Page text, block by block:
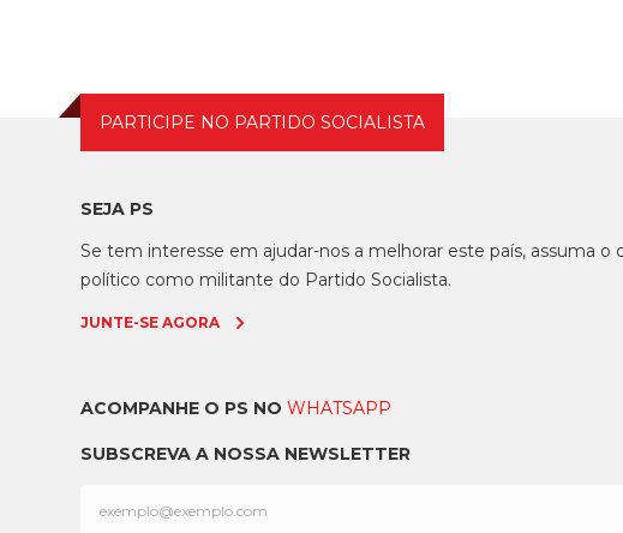
PARTICIPE NO PARTIDO SOCIALISTA
SEJA PS
Se tem interesse em ajudar-nos a melhorar este país, assuma o
político como militante do Partido Socialista.
JUNTE-SE AGORA
ACOMPANHE O PS NOWHATSAPP
SUBSCREVA A NOSSA NEWSLETTER